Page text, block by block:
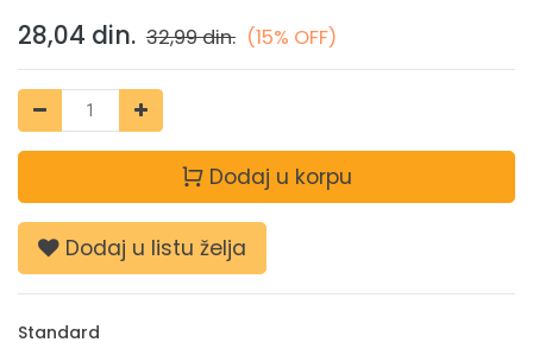
28,04 din. 32,99din. (15% OFF)
Dodaj u korpu
Dodaj u listu želja
Standard